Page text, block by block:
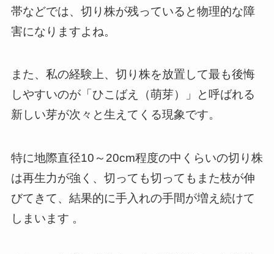
帯などでは、切り株が残っていると物理的な障
害になりますよね。
また、私の経験上、切り株を放置して最も後悔
しやすいのが「ひこばえ（萌芽）」と呼ばれる
新しい芽が次々と生えてくる現象です。
特に地際直径10～20cm程度の中くらいの切り株
は再生力が強く、切っても切ってもまた枝が伸
びてきて、結果的に手入れの手間が増え続けて
しまいます 。